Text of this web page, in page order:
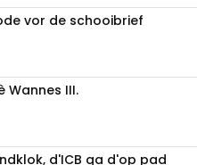
vor de schooibrief
Wannes III.
d'ICB ga d'op pad